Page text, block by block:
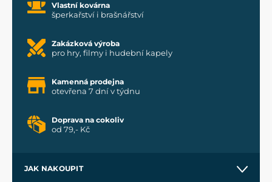
Vlastní kovárna
šperkařství i brašnářství
Zakázková výroba
pro hry, filmy i hudební kapely
Kamenná prodejna
otevřena 7 dní v týdnu
Doprava na cokoliv
od 79,- Kč
JAK NAKOUPIT